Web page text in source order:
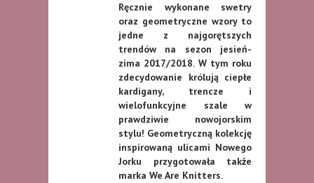
Ręcznie wykonane swetry
oraz geometryczne wzory to
jedne z najgorętszych
trendów na sezon jesień-
zima 2017/2018. W tym roku
zdecydowanie królują ciepłe
kardigany, trencze i
wielofunkcyjne szale w
prawdziwie nowojorskim
stylu! Geometryczną kolekcję
inspirowaną ulicami Nowego
Jorku przygotowała także
marka We Are Knitters.